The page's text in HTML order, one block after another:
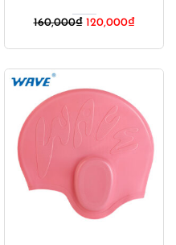
160,000₫ Giá
160,000₫.
120,000₫Giá
là: